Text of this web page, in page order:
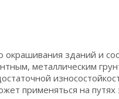
окрашивания зданий и
металлическим
применяться на путях